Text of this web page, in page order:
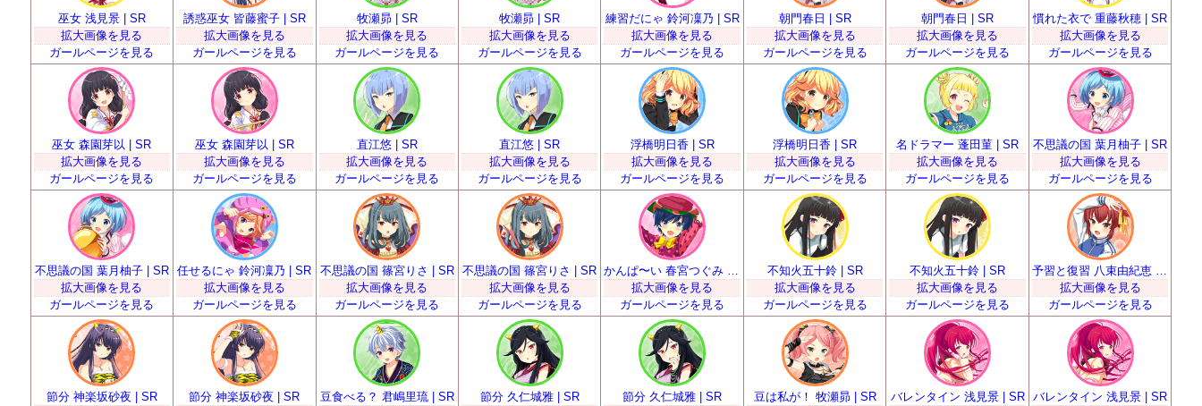
巫女 浅見景 | SR
拡大画像を見る
ガールページを見る
誘惑巫女 皆藤蜜子 | SR
拡大画像を見る
ガールページを見る
牧瀬昴 | SR
拡大画像を見る
ガールページを見る
牧瀬昴 | SR
拡大画像を見る
ガールページを見る
練習だにゃ 鈴河凜乃 | SR
拡大画像を見る
ガールページを見る
朝門春日 | SR
拡大画像を見る
ガールページを見る
朝門春日 | SR
拡大画像を見る
ガールページを見る
慣れた衣で 重藤秋穂 | SR
拡大画像を見る
ガールページを見る
巫女 森園芽以 | SR
拡大画像を見る
ガールページを見る
巫女 森園芽以 | SR
拡大画像を見る
ガールページを見る
直江悠 | SR
拡大画像を見る
ガールページを見る
直江悠 | SR
拡大画像を見る
ガールページを見る
浮橋明日香 | SR
拡大画像を見る
ガールページを見る
浮橋明日香 | SR
拡大画像を見る
ガールページを見る
名ドラマー 蓬田菫 | SR
拡大画像を見る
ガールページを見る
不思議の国 葉月柚子 | SR
拡大画像を見る
ガールページを見る
不思議の国 葉月柚子 | SR
拡大画像を見る
ガールページを見る
任せるにゃ 鈴河凜乃 | SR
拡大画像を見る
ガールページを見る
不思議の国 篠宮りさ | SR
拡大画像を見る
ガールページを見る
不思議の国 篠宮りさ | SR
拡大画像を見る
ガールページを見る
かんぱ〜い 春宮つぐみ | SR
拡大画像を見る
ガールページを見る
不知火五十鈴 | SR
拡大画像を見る
ガールページを見る
不知火五十鈴 | SR
拡大画像を見る
ガールページを見る
予習と復習 八束由紀恵 | SR
拡大画像を見る
ガールページを見る
節分 神楽坂砂夜 | SR
節分 神楽坂砂夜 | SR
豆食べる？ 君嶋里琉 | SR
節分 久仁城雅 | SR
節分 久仁城雅 | SR
豆は私が！ 牧瀬昴 | SR
バレンタイン 浅見景 | SR
バレンタイン 浅見景 | SR